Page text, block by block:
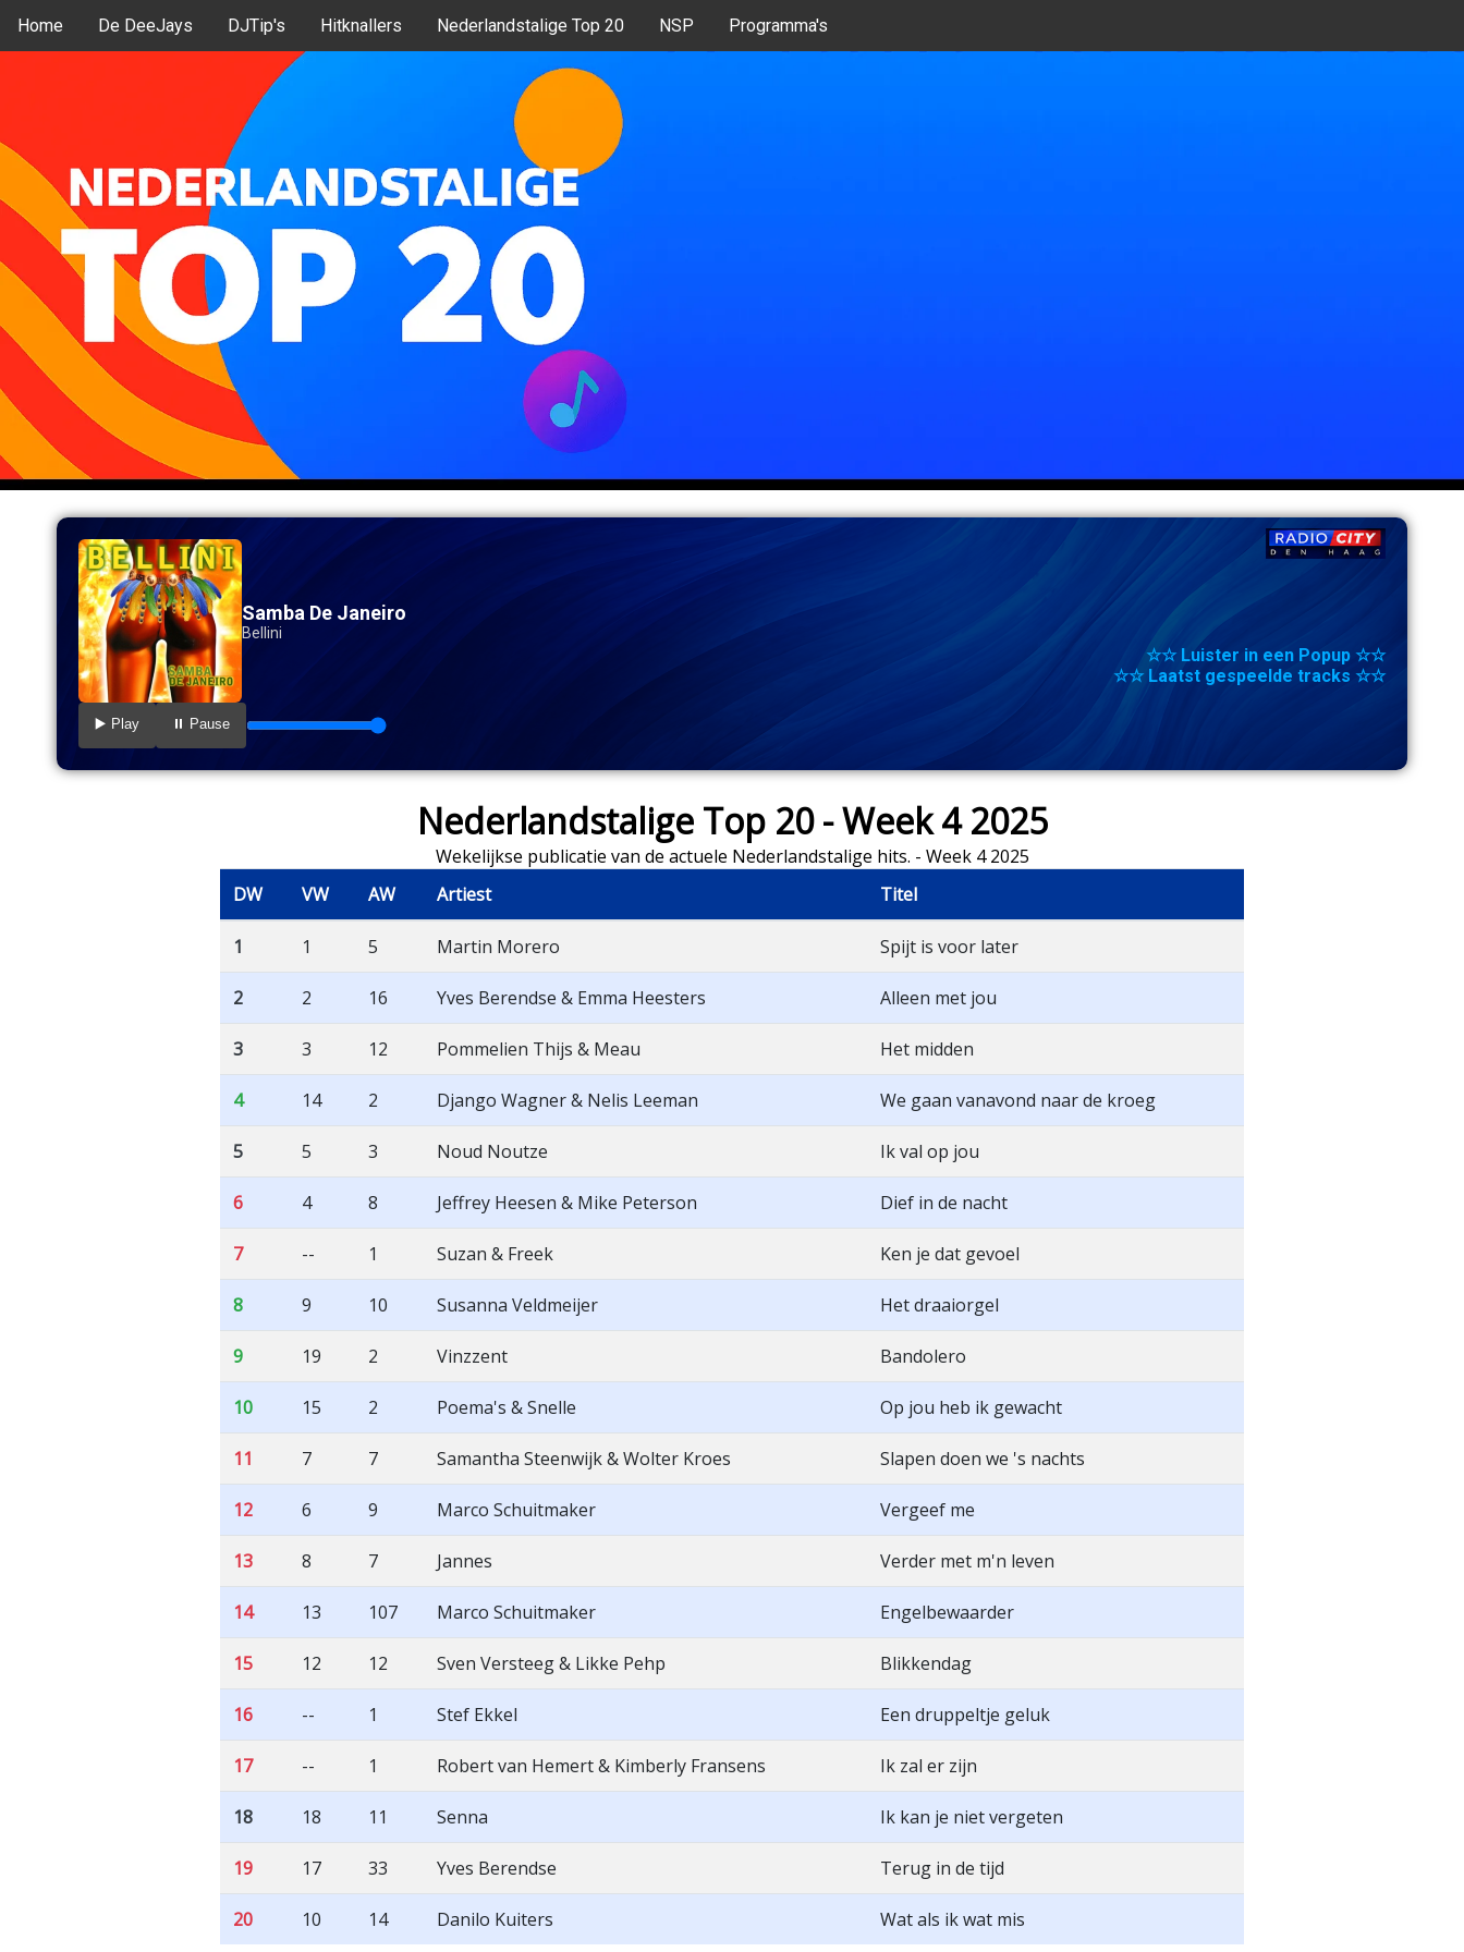
Home De DeeJays DJTip's Hitknallers Nederlandstalige Top 20 NSP Programma's
Samba De Janeiro
Bellini
▶️ Play ⏸️ Pause
☆☆ Luister in een Popup ☆☆
☆☆ Laatst gespeelde tracks ☆☆
Nederlandstalige Top 20 - Week 4 2025
Wekelijkse publicatie van de actuele Nederlandstalige hits. - Week 4 2025
DW
VW AW Artiest Titel
1 1 5 Martin Morero Spijt is voor later
2 2 16 Yves Berendse & Emma Heesters Alleen met jou
3 3 12 Pommelien Thijs & Meau Het midden
4 14 2 Django Wagner & Nelis Leeman We gaan vanavond naar de kroeg
5 5 3 Noud Noutze Ik val op jou
6 4 8 Jeffrey Heesen & Mike Peterson Dief in de nacht
7 -- 1 Suzan & Freek Ken je dat gevoel
8 9 10 Susanna Veldmeijer Het draaiorgel
9 19 2 Vinzzent Bandolero
10 15 2 Poema's & Snelle Op jou heb ik gewacht
11 7 7 Samantha Steenwijk & Wolter Kroes Slapen doen we 's nachts
12 6 9 Marco Schuitmaker Vergeef me
13 8 7 Jannes Verder met m'n leven
14 13 107 Marco Schuitmaker Engelbewaarder
15 12 12 Sven Versteeg & Likke Pehp Blikkendag
16 -- 1 Stef Ekkel Een druppeltje geluk
17 -- 1 Robert van Hemert & Kimberly Fransens Ik zal er zijn
18 18 11 Senna Ik kan je niet vergeten
19 17 33 Yves Berendse Terug in de tijd
20 10 14 Danilo Kuiters Wat als ik wat mis